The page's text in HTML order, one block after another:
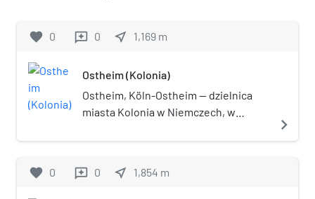
favorite 0 reviews 0 near_me 1,169 m
Ostheim (Kolonia)
Ostheim, Köln-Ostheim — dzielnica
miasta Kolonia w Niemczech, w
związkowym Nadrenia Północna-
navigate_next
favorite 0 reviews 0 near_me 1,854 m